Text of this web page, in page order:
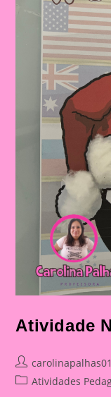
Atividade
Post
author:
carolinapalhas01
PostAtividades